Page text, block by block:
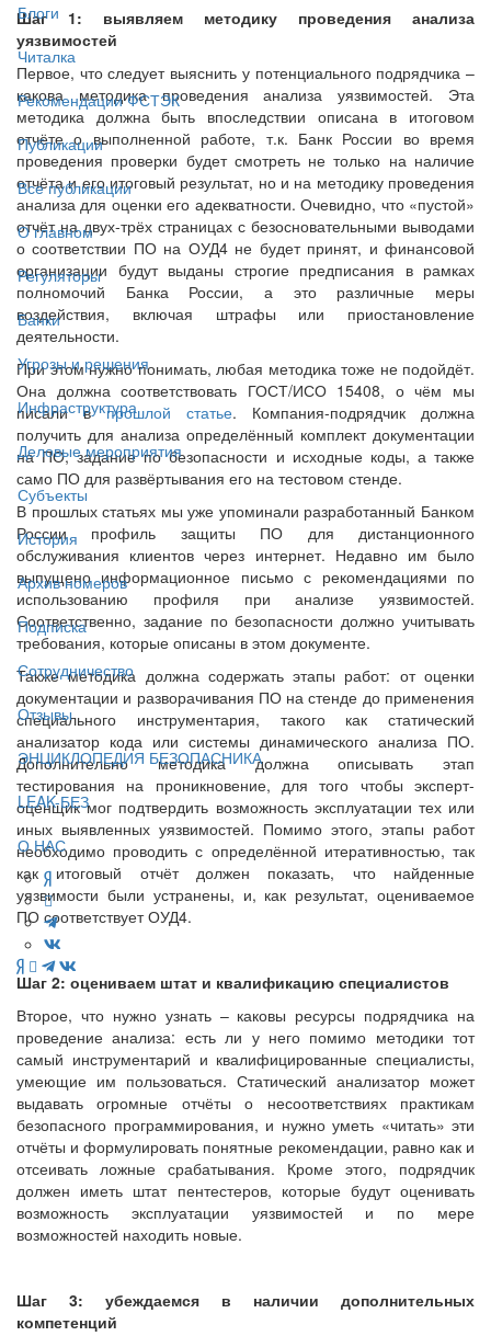
Блоги
Читалка
Рекомендации ФСТЭК
Публикации
Все публикации
О главном
Регуляторы
Банки
Угрозы и решения
Инфраструктура
Деловые мероприятия
Субъекты
История
Архив номеров
Подписка
Сотрудничество
Отзывы
ЭНЦИКЛОПЕДИЯ БЕЗОПАСНИКА
LEAK-БЕЗ
О НАС
Шаг 1: выявляем методику проведения анализа
уязвимостей
Первое, что следует выяснить у потенциального подрядчика –
какова методика проведения анализа уязвимостей. Эта
методика должна быть впоследствии описана в итоговом
отчёте о выполненной работе, т.к. Банк России во время
проведения проверки будет смотреть не только на наличие
отчёта и его итоговый результат, но и на методику проведения
анализа для оценки его адекватности. Очевидно, что «пустой»
отчёт на двух-трёх страницах с безосновательными выводами
о соответствии ПО на ОУД4 не будет принят, и финансовой
организации будут выданы строгие предписания в рамках
полномочий Банка России, а это различные меры
воздействия, включая штрафы или приостановление
деятельности.
При этом нужно понимать, любая методика тоже не подойдёт.
Она должна соответствовать ГОСТ/ИСО 15408, о чём мы
писали впрошлой статье. Компания-подрядчик должна
получить для анализа определённый комплект документации
на ПО, задание по безопасности и исходные коды, а также
само ПО для развёртывания его на тестовом стенде.
В прошлых статьях мы уже упоминали разработанный Банком
России профиль защиты ПО для дистанционного
обслуживания клиентов через интернет. Недавно им было
выпущено информационное письмо с рекомендациями по
использованию профиля при анализе уязвимостей.
Соответственно, задание по безопасности должно учитывать
требования, которые описаны в этом документе.
Также методика должна содержать этапы работ: от оценки
документации и разворачивания ПО на стенде до применения
специального инструментария, такого как статический
анализатор кода или системы динамического анализа ПО.
Дополнительно методика должна описывать этап
тестирования на проникновение, для того чтобы эксперт-
оценщик мог подтвердить возможность эксплуатации тех или
иных выявленных уязвимостей. Помимо этого, этапы работ
необходимо проводить с определённой итеративностью, так
как итоговый отчёт должен показать, что найденные
уязвимости были устранены, и, как результат, оцениваемое
ПО соответствует ОУД4.
Шаг 2: оцениваем штат и квалификацию специалистов
Второе, что нужно узнать – каковы ресурсы подрядчика на
проведение анализа: есть ли у него помимо методики тот
самый инструментарий и квалифицированные специалисты,
умеющие им пользоваться. Статический анализатор может
выдавать огромные отчёты о несоответствиях практикам
безопасного программирования, и нужно уметь «читать» эти
отчёты и формулировать понятные рекомендации, равно как и
отсеивать ложные срабатывания. Кроме этого, подрядчик
должен иметь штат пентестеров, которые будут оценивать
возможность эксплуатации уязвимостей и по мере
возможностей находить новые.
Шаг 3: убеждаемся в наличии дополнительных
компетенций